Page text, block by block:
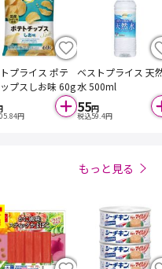
プライス ポテ
プスしお味 60g
円
ベストプライス 天
水 500ml
55円
税込59.4円
もっと見る